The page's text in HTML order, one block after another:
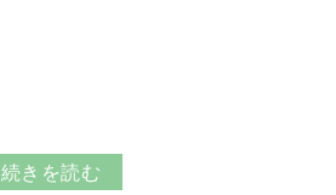
続きを読む